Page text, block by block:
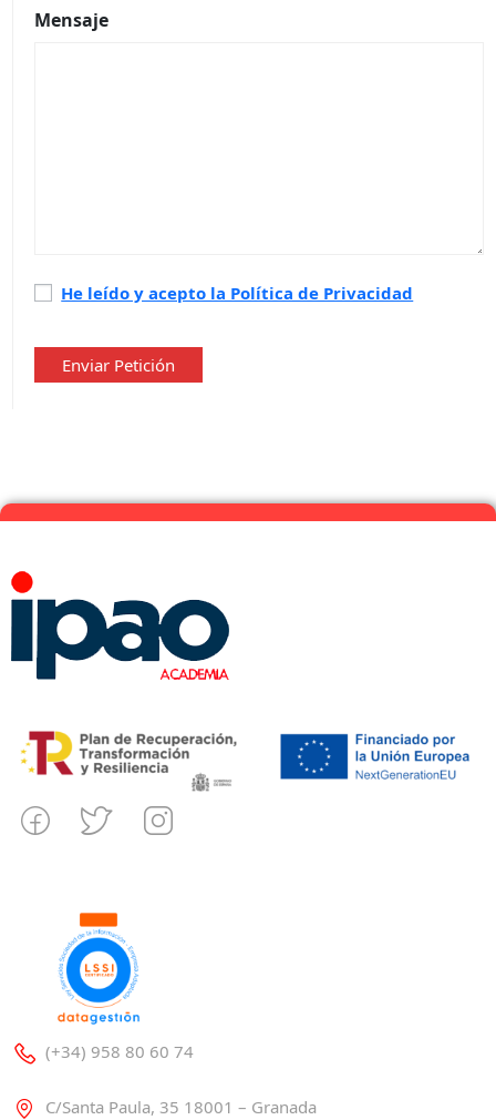
Mensaje
Política
privacidad*
He leído y acepto la Política de Privacidad
Enviar Petición
(+34) 958 80 60 74
C/Santa Paula, 35 18001 – Granada